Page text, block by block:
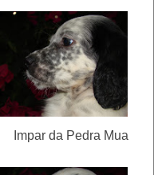
da Pedra Mua